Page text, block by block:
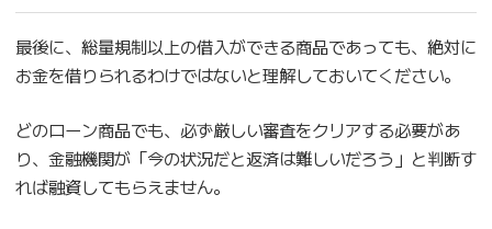
最後に、総量規制以上の借入ができる商品であっても、絶対に
お金を借りられるわけではないと理解しておいてください。
どのローン商品でも、必ず厳しい審査をクリアする必要があ
り、金融機関が「今の状況だと返済は難しいだろう」と判断す
れば融資してもらえません。